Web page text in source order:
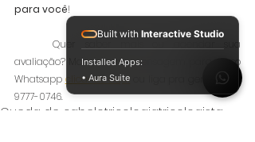
para você!
	Quer saber mais ou agendar sua
avaliação? Manda uma mensagem para nosso
Whatsapp clicando aqui ou liga pra gente (21) 9
9777-0746.
Queda de cabelotricologiatricologista
Built with Interactive Studio
Installed Apps:
• Aura Suite